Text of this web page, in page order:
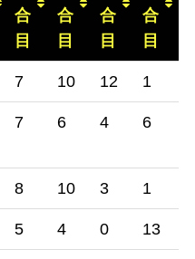
合
目
合
目
合
目
合
目
2
試
合
3
試
合
4
試
合
5
試
合
7 10 12 1
7 6 4 6
8 10 3 1
5 4 0 13